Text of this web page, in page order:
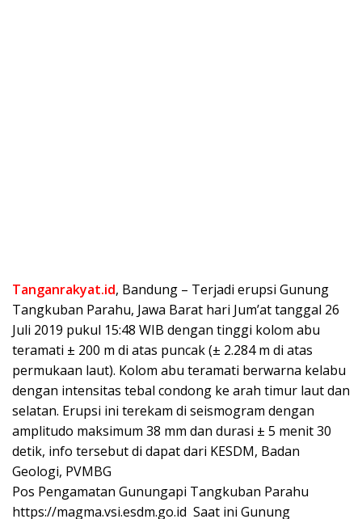
Tanganrakyat.id, Bandung – Terjadi erupsi Gunung
Tangkuban Parahu, Jawa Barat hari Jum’at tanggal 26
Juli 2019 pukul 15:48 WIB dengan tinggi kolom abu
teramati ± 200 m di atas puncak (± 2.284 m di atas
permukaan laut). Kolom abu teramati berwarna kelabu
dengan intensitas tebal condong ke arah timur laut dan
selatan. Erupsi ini terekam di seismogram dengan
amplitudo maksimum 38 mm dan durasi ± 5 menit 30
detik, info tersebut di dapat dari KESDM, Badan
Geologi, PVMBG
Pos Pengamatan Gunungapi Tangkuban Parahu
https://magma.vsi.esdm.go.id Saat ini Gunung